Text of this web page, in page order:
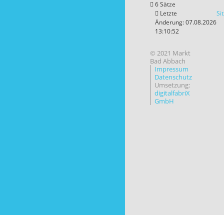
6 Sätze
Letzte
Änderung: 07.08.2026
13:10:52
© 2021 Markt
Bad Abbach
Impressum
Datenschutz
Umsetzung:
digitalfabriX
GmbH